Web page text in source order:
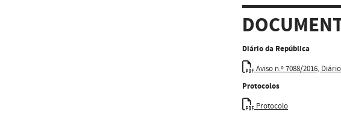
Diário da República
Aviso n.º 7088/2016,
Protocolos
Protocolo